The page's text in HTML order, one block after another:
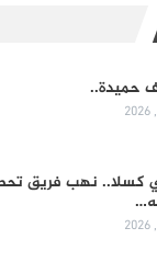
حميدة..
نهب فريق